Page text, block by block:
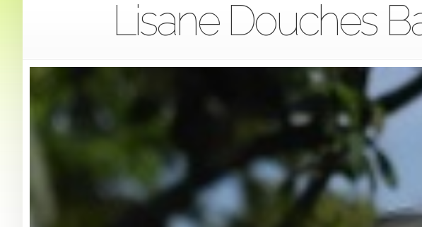
Présentation
Politique de cookie
Education
Lisane Douches